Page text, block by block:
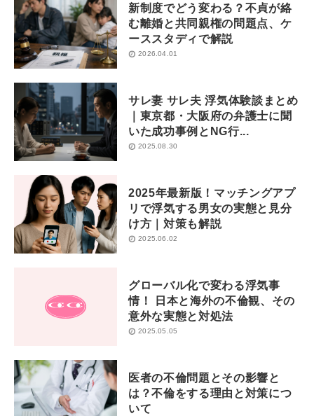
新制度でどう変わる？不貞が絡
む離婚と共同親権の問題点、ケ
ーススタディで解説
2026.04.01
サレ妻 サレ夫 浮気体験談まとめ
｜東京都・大阪府の弁護士に聞
いた成功事例とNG行...
2025.08.30
2025年最新版！マッチングアプ
リで浮気する男女の実態と見分
け方｜対策も解説
2025.06.02
グローバル化で変わる浮気事
情！ 日本と海外の不倫観、その
意外な実態と対処法
2025.05.05
医者の不倫問題とその影響と
は？不倫をする理由と対策につ
いて